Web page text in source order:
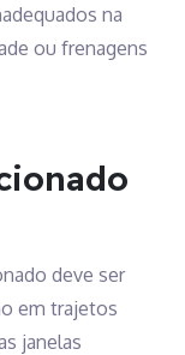
na
ou frenagens
deve ser
em trajetos
janelas